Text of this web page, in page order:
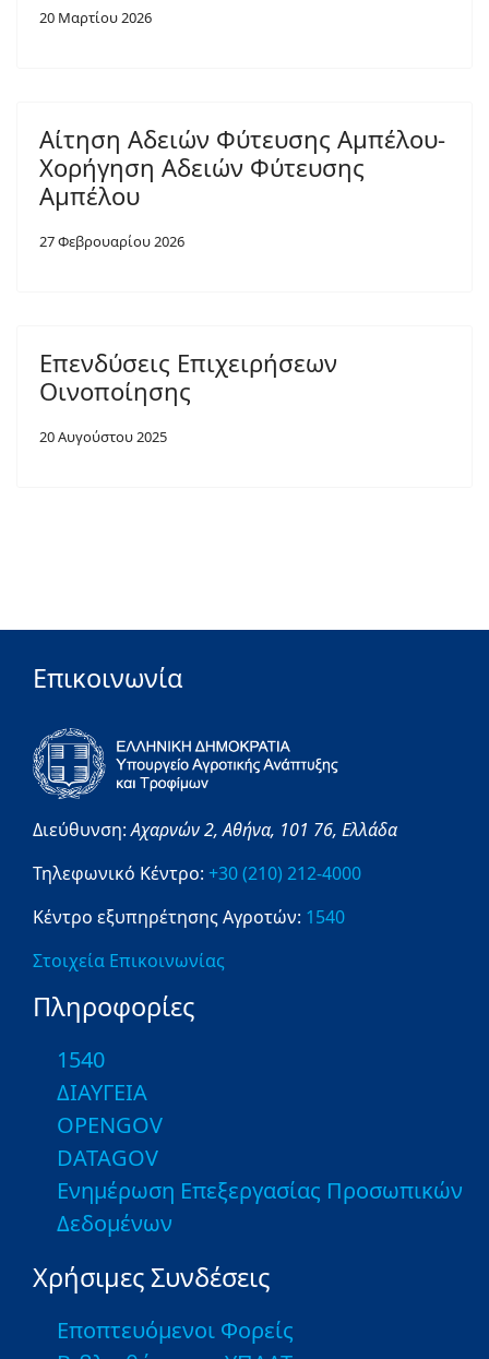
20 Μαρτίου 2026
Αίτηση Αδειών Φύτευσης Αμπέλου-
Χορήγηση Αδειών Φύτευσης
Αμπέλου
27 Φεβρουαρίου 2026
Επενδύσεις Επιχειρήσεων
Οινοποίησης
20 Αυγούστου 2025
Επικοινωνία
Διεύθυνση:Αχαρνών 2,Αθήνα, 101 76, Ελλάδα
Τηλεφωνικό Κέντρο: +30 (210) 212-4000
Κέντρο εξυπηρέτησης Αγροτών: 1540
Στοιχεία Επικοινωνίας
Πληροφορίες
1540
ΔΙΑΥΓΕΙΑ
OPENGOV
DATAGOV
Ενημέρωση Επεξεργασίας Προσωπικών
Δεδομένων
Χρήσιμες Συνδέσεις
Εποπτευόμενοι Φορείς